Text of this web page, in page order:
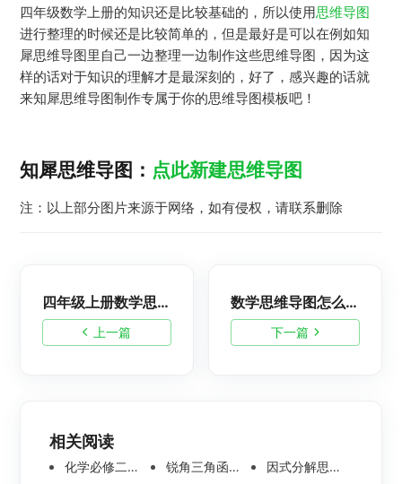
四年级数学上册的知识还是比较基础的，所以使用思维导图
进行整理的时候还是比较简单的，但是最好是可以在例如知
犀思维导图里自己一边整理一边制作这些思维导图，因为这
样的话对于知识的理解才是最深刻的，好了，感兴趣的话就
来知犀思维导图制作专属于你的思维导图模板吧！
知犀思维导图： 点此新建思维导图
注：以上部分图片来源于网络，如有侵权，请联系删除
上一篇
四年级上册数学思维导图全部知识整理，高清简单又漂亮
下一篇
数学思维导图怎么画？四年级上册数学脑图整理
相关阅读
化学必修二思维导图合集，高中高清化学思维导图整理 锐角三角函数思维导图 | 数学思维导图分享
因式分解思维导图高清版-数学思维导图模板分享